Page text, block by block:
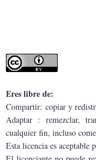
Eres libre de:
Compartir: copiar y
Adaptar : remezclar,
cualquier fin, incluso
Esta licencia es aceptable